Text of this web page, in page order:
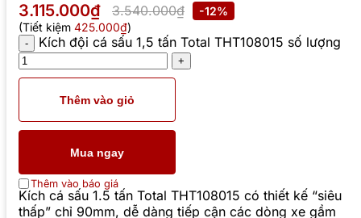
3.115.000₫ 3.540.000₫
-12%
(Tiết kiệm 425.000₫)
Kích đội cá sấu 1,5 tấn Total THT108015 số lượng
Thêm vào giỏ
Mua ngay
Thêm vào báo giá
Kích cá sấu 1.5 tấn Total THT108015 có thiết kế “siêu
thấp” chỉ 90mm, dễ dàng tiếp cận các dòng xe gầm